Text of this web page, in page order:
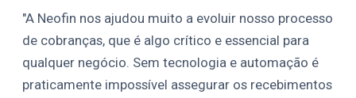
"A Neofin nos ajudou muito a evoluir nosso processo
de cobranças, que é algo crítico e essencial para
qualquer negócio. Sem tecnologia e automação é
praticamente impossível assegurar os recebimentos